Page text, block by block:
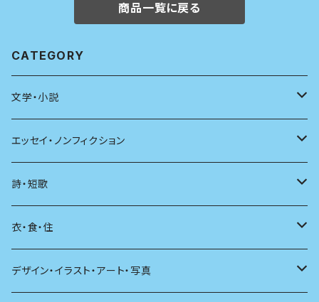
商品一覧に戻る
CATEGORY
文学・小説
日本
海外
日本語
文学理論
エッセイ・ノンフィクション
エッセイ
日記
ノンフィクション
詩・短歌
詩
短歌
衣・食・住
着る
デザイン・イラスト・アート・写真